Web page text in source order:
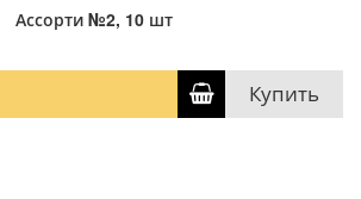
Ассорти №2, 10 шт
Купить